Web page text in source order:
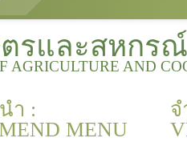
ตรและสหกรณ์
AGRICULTURE AND
ำ :
MENU
จ